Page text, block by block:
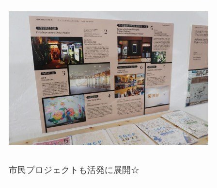
市民プロジェクトも活発に展開☆